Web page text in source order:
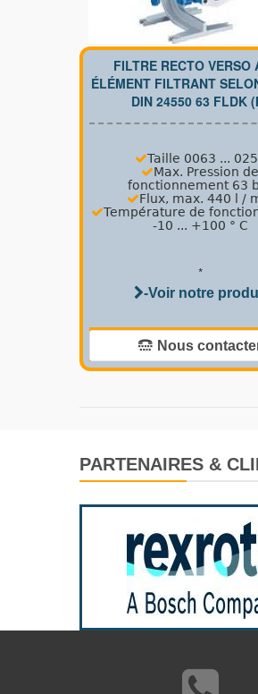
FILTRE RECTO VERSO
ÉLÉMENT FILTRANT
DIN 24550 63 FLDK
Taille 0063 ...
Max. Pression de
fonctionnement 63
Flux, max. 440 l /
Température de
-10 ... +100 ° C
*
-Voir notre
Nous
PARTENAIRES &